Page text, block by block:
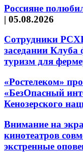
Россияне
| 05.08.2026
Сотрудники
заседании Клуба
туризм для
«Ростелеком»
«БезОпасный
Кенозерского
Внимание на
кинотеатров
экстренные